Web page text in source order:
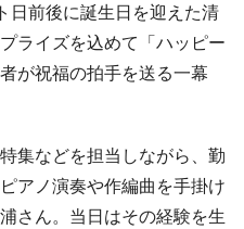
前後に誕生日を迎えた清
ライズを込めて「ハッピー
が祝福の拍手を送る一幕
集などを担当しながら、勤
アノ演奏や作編曲を手掛け
さん。当日はその経験を生